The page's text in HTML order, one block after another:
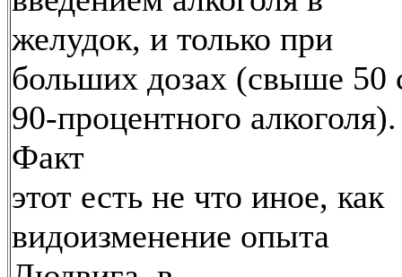
желудок, и только при
больших дозах (свыше 50
90-процентного алкоголя).
Факт
этот есть не что иное, как
видоизменение опыта